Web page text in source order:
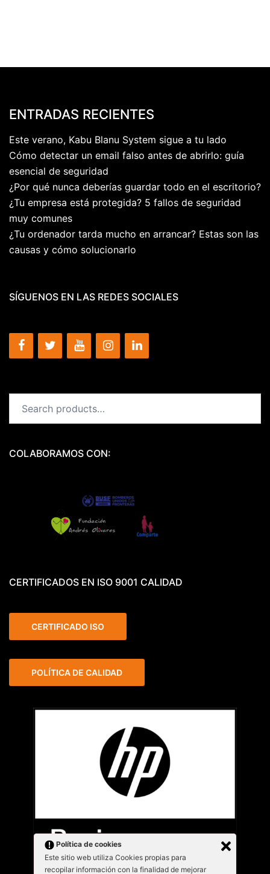
ENTRADAS RECIENTES
Este verano, Kabu Blanu System sigue a tu lado
Cómo detectar un email falso antes de abrirlo: guía
esencial de seguridad
¿Por qué nunca deberías guardar todo en el escritorio?
¿Tu empresa está protegida? 5 fallos de seguridad
muy comunes
¿Tu ordenador tarda mucho en arrancar? Estas son las
causas y cómo solucionarlo
SÍGUENOS EN LAS REDES SOCIALES
COLABORAMOS CON:
CERTIFICADOS EN ISO 9001 CALIDAD
CERTIFICADO ISO
POLÍTICA DE CALIDAD
Política de cookies
Este sitio web utiliza Cookies propias para
recopilar información con la finalidad de mejorar